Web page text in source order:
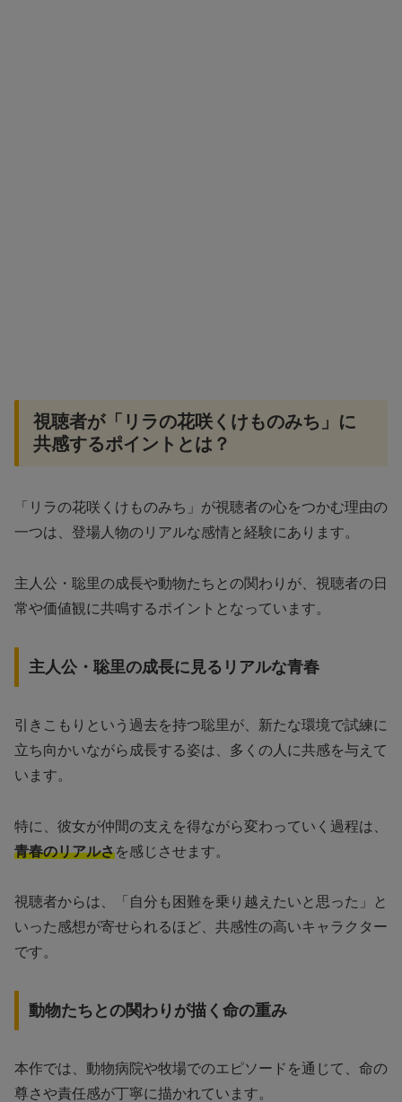
視聴者が「リラの花咲くけものみち」に
共感するポイントとは？
「リラの花咲くけものみち」が視聴者の心をつかむ理由の
一つは、登場人物のリアルな感情と経験にあります。
主人公・聡里の成長や動物たちとの関わりが、視聴者の日
常や価値観に共鳴するポイントとなっています。
主人公・聡里の成長に見るリアルな青春
引きこもりという過去を持つ聡里が、新たな環境で試練に
立ち向かいながら成長する姿は、多くの人に共感を与えて
います。
特に、彼女が仲間の支えを得ながら変わっていく過程は、
青春のリアルさを感じさせます。
視聴者からは、「自分も困難を乗り越えたいと思った」と
いった感想が寄せられるほど、共感性の高いキャラクター
です。
動物たちとの関わりが描く命の重み
本作では、動物病院や牧場でのエピソードを通じて、命の
尊さや責任感が丁寧に描かれています。